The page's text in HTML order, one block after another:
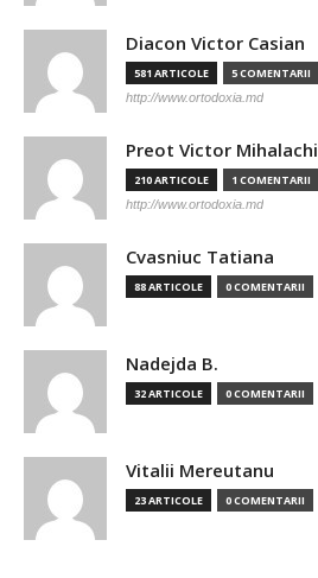
Diacon Victor Casian
581 ARTICOLE 5 COMENTARII
http://www.ortodoxia.md
Preot Victor Mihalachi
210 ARTICOLE 1 COMENTARII
http://www.ortodoxia.md
Cvasniuc Tatiana
88 ARTICOLE 0 COMENTARII
Nadejda B.
32 ARTICOLE 0 COMENTARII
Vitalii Mereutanu
23 ARTICOLE 0 COMENTARII